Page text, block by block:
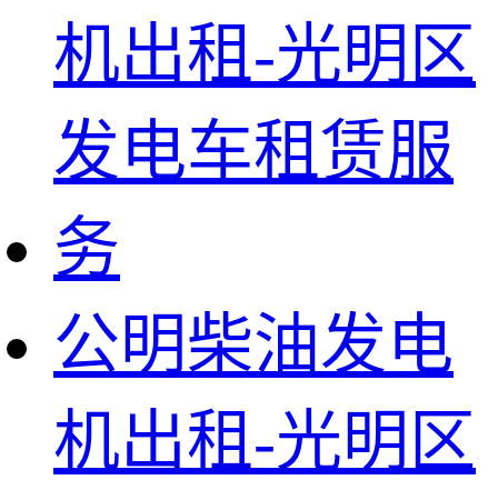
公明柴油发电
机出租-光明区